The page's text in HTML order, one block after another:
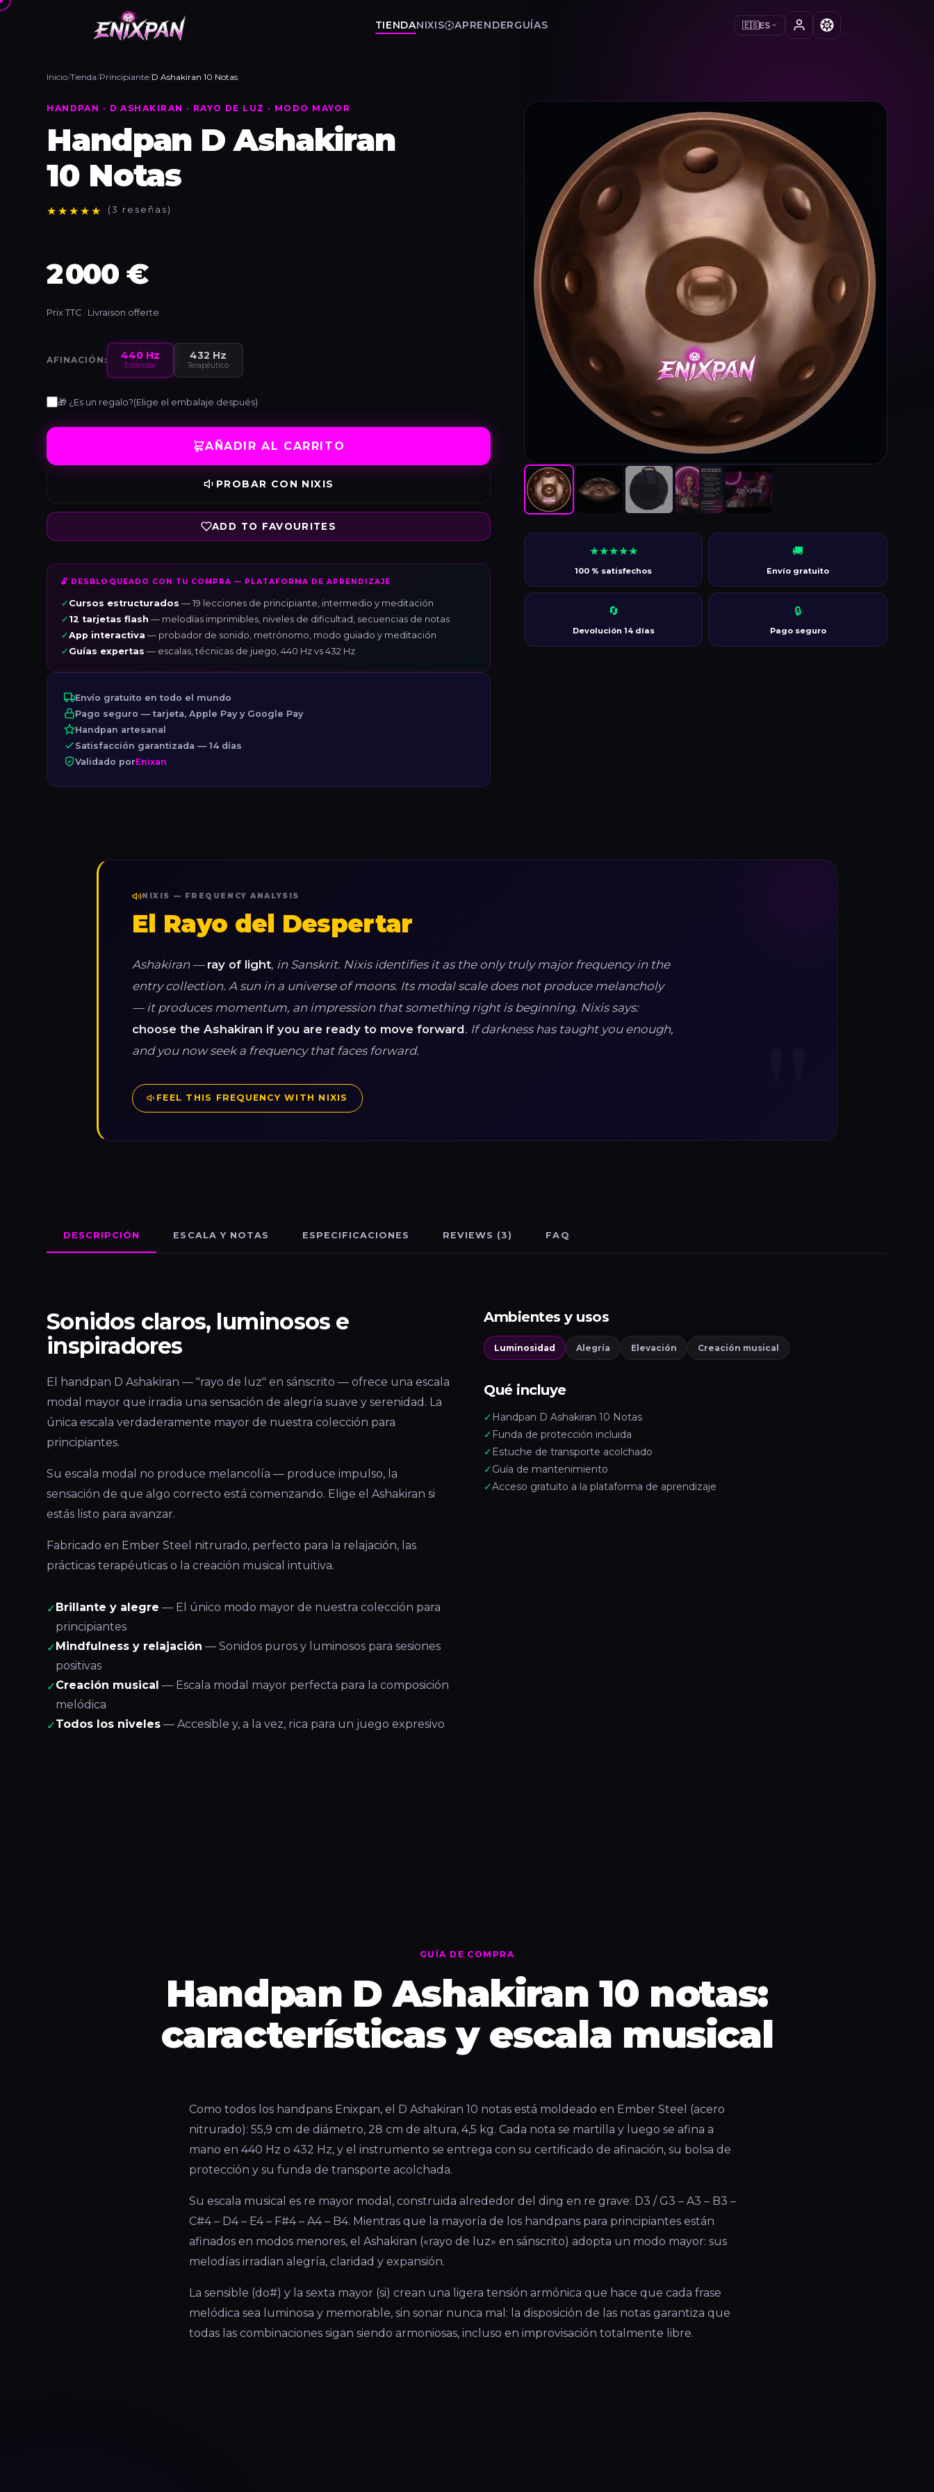
TIENDANIXIS APRENDERGUÍAS 🇪🇸ES
Inicio/Tienda/Principiante/D Ashakiran 10 Notas
HANDPAN · D ASHAKIRAN · RAYO DE LUZ · MODO MAYOR
Handpan D Ashakiran
10 Notas
★ ★ ★ ★ ★ (3 reseñas)
★★★★★
100 % satisfechos
🚚
Envío gratuito
🔄
Devolución 14 días
🔒
Pago seguro
2 000 €
Prix TTC · Livraison offerte
AFINACIÓN: 440 Hz
Estándar
432 Hz
Terapéutico
🎁 ¿Es un regalo?(Elige el embalaje después)
AÑADIR AL CARRITO
PROBAR CON NIXIS
ADD TO FAVOURITES
🔓 DESBLOQUEADO CON TU COMPRA — PLATAFORMA DE APRENDIZAJE
✓ Cursos estructurados — 19 lecciones de principiante, intermedio y meditación
✓ 12 tarjetas flash — melodías imprimibles, niveles de dificultad, secuencias de notas
✓App interactiva — probador de sonido, metrónomo, modo guiado y meditación
✓ Guías expertas — escalas, técnicas de juego, 440 Hz vs 432 Hz
Envío gratuito en todo el mundo
Pago seguro — tarjeta, Apple Pay y Google Pay
Handpan artesanal
Satisfacción garantizada — 14 días
Validado porEnixan
NIXIS — FREQUENCY ANALYSIS
El Rayo del Despertar
Ashakiran — ray of light, in Sanskrit. Nixis identifies it as the only truly major frequency in the
entry collection. A sun in a universe of moons. Its modal scale does not produce melancholy
— it produces momentum, an impression that something right is beginning. Nixis says:
choose the Ashakiran if you are ready to move forward. If darkness has taught you enough,
and you now seek a frequency that faces forward.
FEEL THIS FREQUENCY WITH NIXIS
DESCRIPCIÓN ESCALA Y NOTAS ESPECIFICACIONES REVIEWS (3) FAQ
Sonidos claros, luminosos e
inspiradores
El handpan D Ashakiran — "rayo de luz" en sánscrito — ofrece una escala
modal mayor que irradia una sensación de alegría suave y serenidad. La
única escala verdaderamente mayor de nuestra colección para
principiantes.
Su escala modal no produce melancolía — produce impulso, la
sensación de que algo correcto está comenzando. Elige el Ashakiran si
estás listo para avanzar.
Fabricado en Ember Steel nitrurado, perfecto para la relajación, las
prácticas terapéuticas o la creación musical intuitiva.
✓ Brillante y alegre — El único modo mayor de nuestra colección para
principiantes
✓ Mindfulness y relajación — Sonidos puros y luminosos para sesiones
positivas
✓Creación musical — Escala modal mayor perfecta para la composición
melódica
✓Todos los niveles — Accesible y, a la vez, rica para un juego expresivo
Ambientes y usos
Luminosidad Alegría Elevación Creación musical
Qué incluye
✓ Handpan D Ashakiran 10 Notas
✓ Funda de protección incluida
✓ Estuche de transporte acolchado
✓Guía de mantenimiento
✓Acceso gratuito a la plataforma de aprendizaje
GUÍA DE COMPRA
Handpan D Ashakiran 10 notas:
características y escala musical
Como todos los handpans Enixpan, el D Ashakiran 10 notas está moldeado en Ember Steel (acero
nitrurado): 55,9 cm de diámetro, 28 cm de altura, 4,5 kg. Cada nota se martilla y luego se afina a
mano en 440 Hz o 432 Hz, y el instrumento se entrega con su certificado de afinación, su bolsa de
protección y su funda de transporte acolchada.
Su escala musical es re mayor modal, construida alrededor del ding en re grave: D3 / G3 – A3 – B3 –
C#4 – D4 – E4 – F#4 – A4 – B4. Mientras que la mayoría de los handpans para principiantes están
afinados en modos menores, el Ashakiran («rayo de luz» en sánscrito) adopta un modo mayor: sus
melodías irradian alegría, claridad y expansión.
La sensible (do#) y la sexta mayor (si) crean una ligera tensión armónica que hace que cada frase
melódica sea luminosa y memorable, sin sonar nunca mal: la disposición de las notas garantiza que
todas las combinaciones sigan siendo armoniosas, incluso en improvisación totalmente libre.